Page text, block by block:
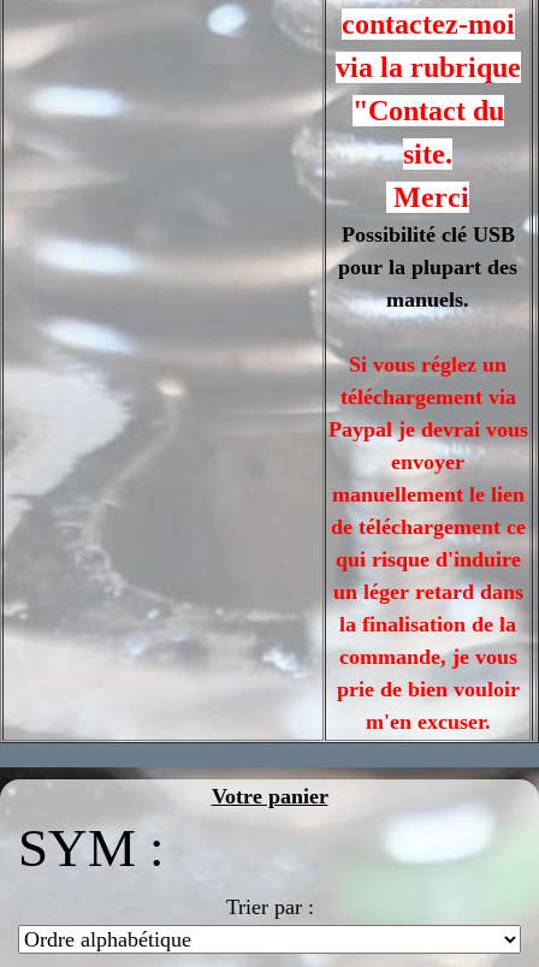
contactez-moi
via la rubrique
"Contact du
site.
Merci
Possibilité clé USB
pour la plupart des
manuels.
Si vous réglez un
téléchargement via
Paypal je devrai vous
envoyer
manuellement le lien
de téléchargement ce
qui risque d'induire
un léger retard dans
la finalisation de la
commande, je vous
prie de bien vouloir
m'en excuser.
Votre panier
SYM :
Trier par :